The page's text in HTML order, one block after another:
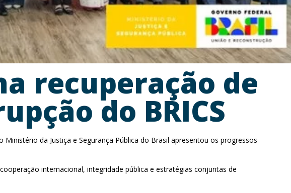
recuperação de
do BRICS
da Justiça e Segurança Pública do Brasil apresentou os progressos
internacional, integridade pública e estratégias conjuntas de